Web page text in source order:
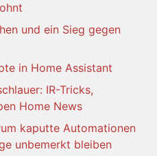
und ein Sieg gegen
in Home Assistant
IR-Tricks,
Home News
kaputte Automationen
unbemerkt bleiben